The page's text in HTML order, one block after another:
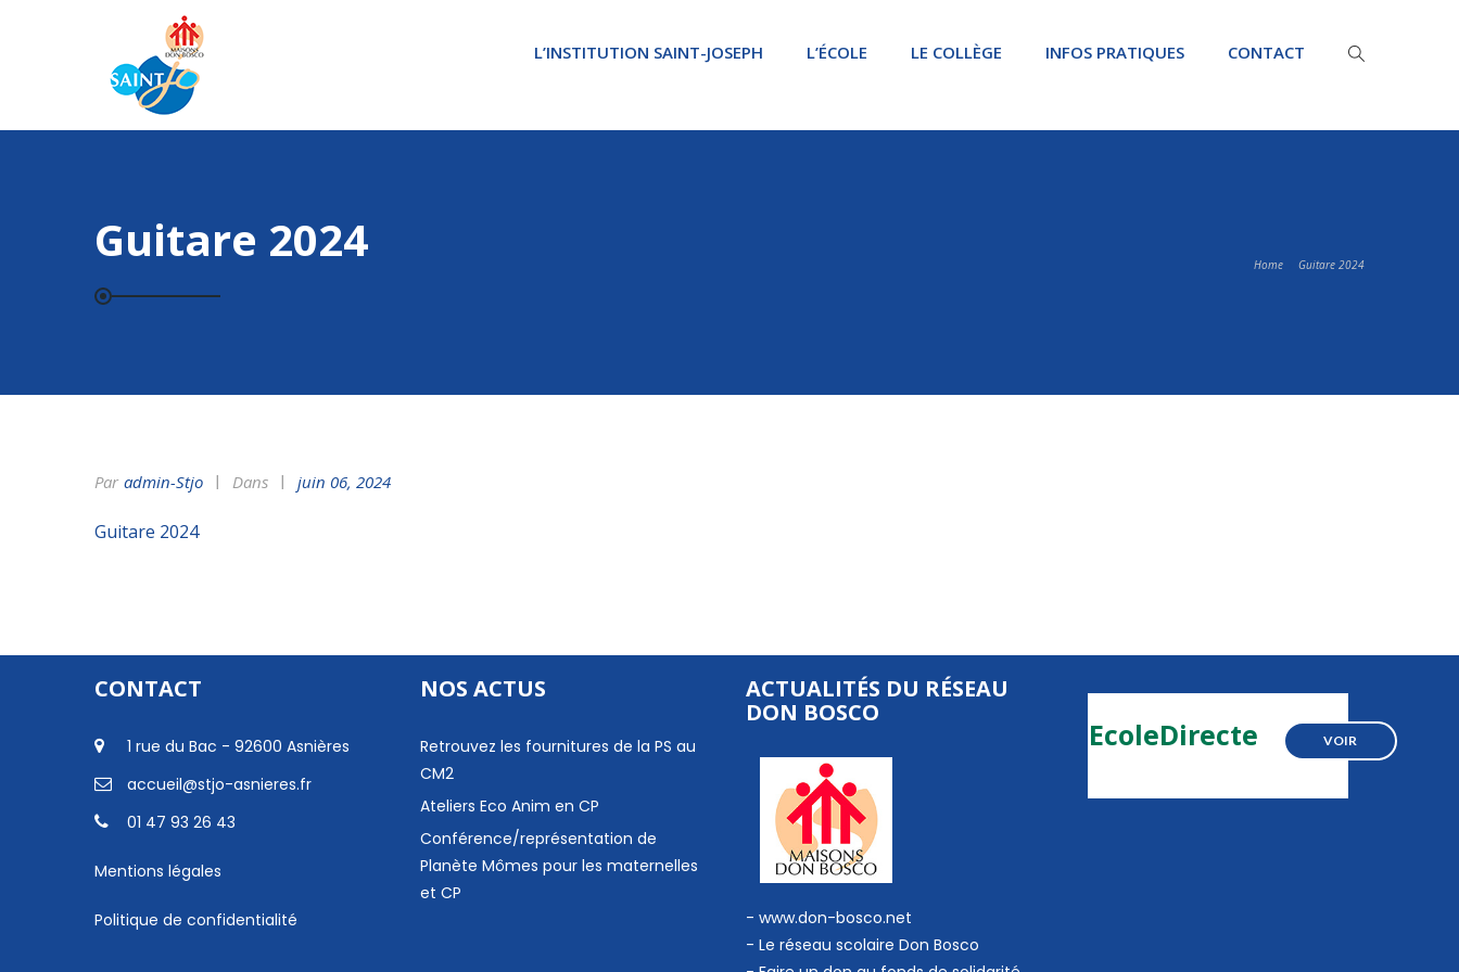
L’INSTITUTION SAINT-JOSEPH L’ÉCOLE LE COLLÈGE INFOS PRATIQUES CONTACT
Guitare 2024 Home Guitare 2024
Par Admin-Stjo Dans juin 06, 2024
Guitare 2024
CONTACT
1 rue du Bac - 92600 Asnières
accueil@stjo-asnieres.fr
01 47 93 26 43
Mentions légales
Politique de confidentialité
NOS ACTUS
Retrouvez les fournitures de la PS au
CM2
Ateliers Eco Anim en CP
Conférence/représentation de
Planète Mômes pour les maternelles
et CP
ACTUALITÉS DU RÉSEAU
DON BOSCO
- www.don-bosco.net
- Le réseau scolaire Don Bosco
EcoleDirecte VOIR